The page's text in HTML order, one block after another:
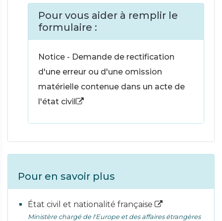
Pour vous aider à remplir le
formulaire :
Notice - Demande de rectification
d'une erreur ou d'une omission
matérielle contenue dans un acte de
l'état civil
Pour en savoir plus
État civil et nationalité française
Ministère chargé de l'Europe et des affaires étrangères